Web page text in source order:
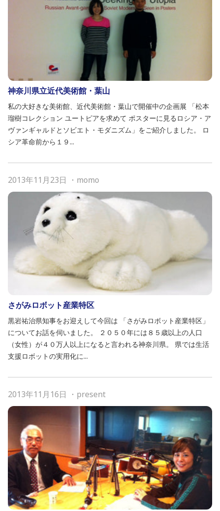
神奈川県立近代美術館・葉山
私の大好きな美術館、近代美術館・葉山で開催中の企画展 「松本
瑠樹コレクション ユートピアを求めて ポスターに見るロシア・ア
ヴァンギャルドとソビエト・モダニズム」をご紹介しました。 ロ
シア革命前から１９...
2013年11月23日 ・ momo
さがみロボット産業特区
黒岩祐治県知事をお迎えして今回は 「さがみロボット産業特区」
についてお話を伺いました。 ２０５０年には８５歳以上の人口
（女性）が４０万人以上になると言われる神奈川県。 県では生活
支援ロボットの実用化に...
2013年11月16日 ・ present